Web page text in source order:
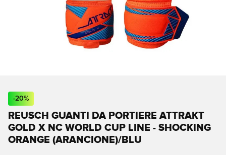
-20%
REUSCH GUANTI DA PORTIERE ATTRAKT
GOLD X NC WORLD CUP LINE - SHOCKING
ORANGE (ARANCIONE)/BLU